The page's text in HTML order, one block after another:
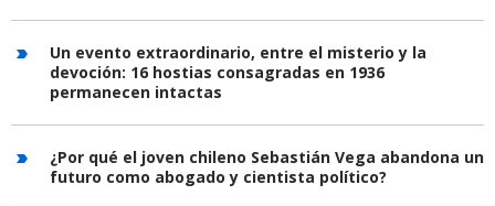
Un evento extraordinario, entre el misterio y la
devoción: 16 hostias consagradas en 1936
permanecen intactas
¿Por qué el joven chileno Sebastián Vega abandona un
futuro como abogado y cientista político?